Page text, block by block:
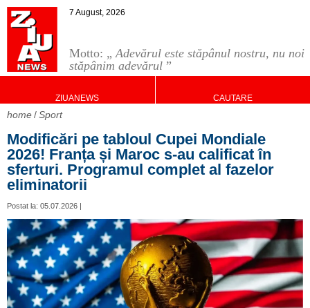
Motto: „Adevărul este stăpânul nostru, nu noi
stăpânim adevărul ”
7 August, 2026
ZIUANEWS CAUTARE
home Sport
Modificări pe tabloul Cupei Mondiale
2026! Franța și Maroc s-au calificat în
sferturi. Programul complet al fazelor
eliminatorii
Postat la: 05.07.2026 |